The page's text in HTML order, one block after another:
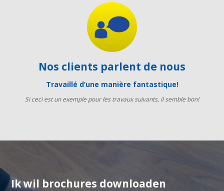
Nos clients parlent de nous
Travaillé d’une manière fantastique!
Si ceci est un exemple pour les travaux suivants, il semble bon!
Ik wil brochures downloaden